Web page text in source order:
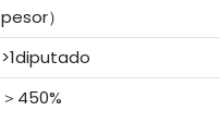
pesor）
>1diputado
＞450%